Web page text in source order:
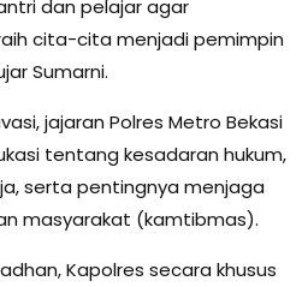
dan pelajar agar
cita-cita menjadi pemimpin
Sumarni.
jajaran Polres Metro Bekasi
tentang kesadaran hukum,
serta pentingnya menjaga
masyarakat (kamtibmas).
Kapolres secara khusus